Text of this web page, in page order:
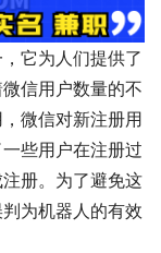
它为人们提供了
信用户数量的不
微信对新注册用
些用户在注册过
册。为了避免这
为机器人的有效